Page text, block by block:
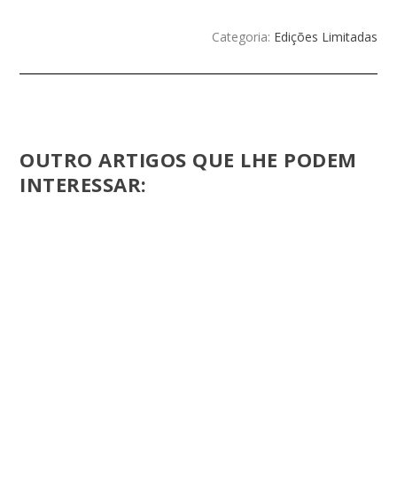
Categoria: Edições Limitadas
OUTRO ARTIGOS QUE LHE PODEM
INTERESSAR: